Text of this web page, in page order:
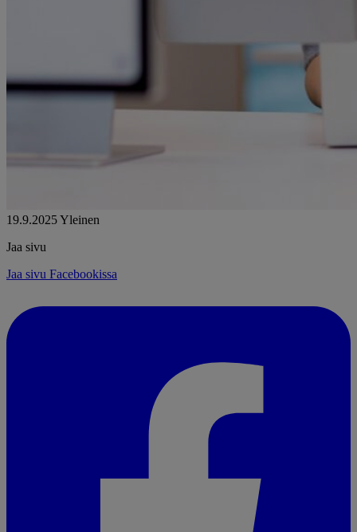
19.9.2025Yleinen
Jaa sivu
Jaa sivu Facebookissa